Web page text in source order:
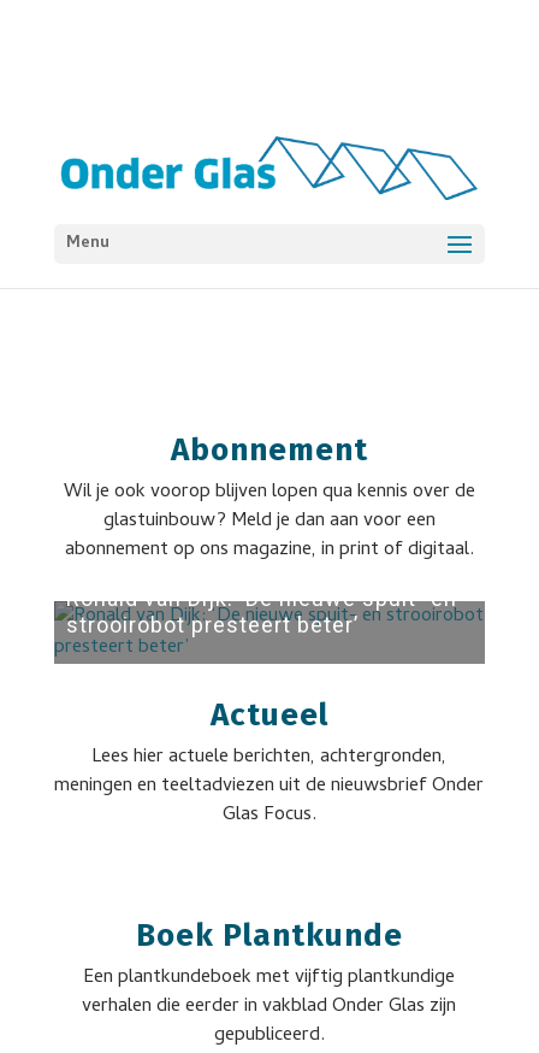
Menu
Abonnement
Wil je ook voorop blijven lopen qua kennis over de
glastuinbouw? Meld je dan aan voor een
abonnement op ons magazine, in print of digitaal.
Ronald van Dijk: ‘De nieuwe spuit- en
strooirobot presteert beter’
Actueel
Lees hier actuele berichten, achtergronden,
meningen en teeltadviezen uit de nieuwsbrief Onder
Glas Focus.
Boek Plantkunde
Een plantkundeboek met vijftig plantkundige
verhalen die eerder in vakblad Onder Glas zijn
gepubliceerd.